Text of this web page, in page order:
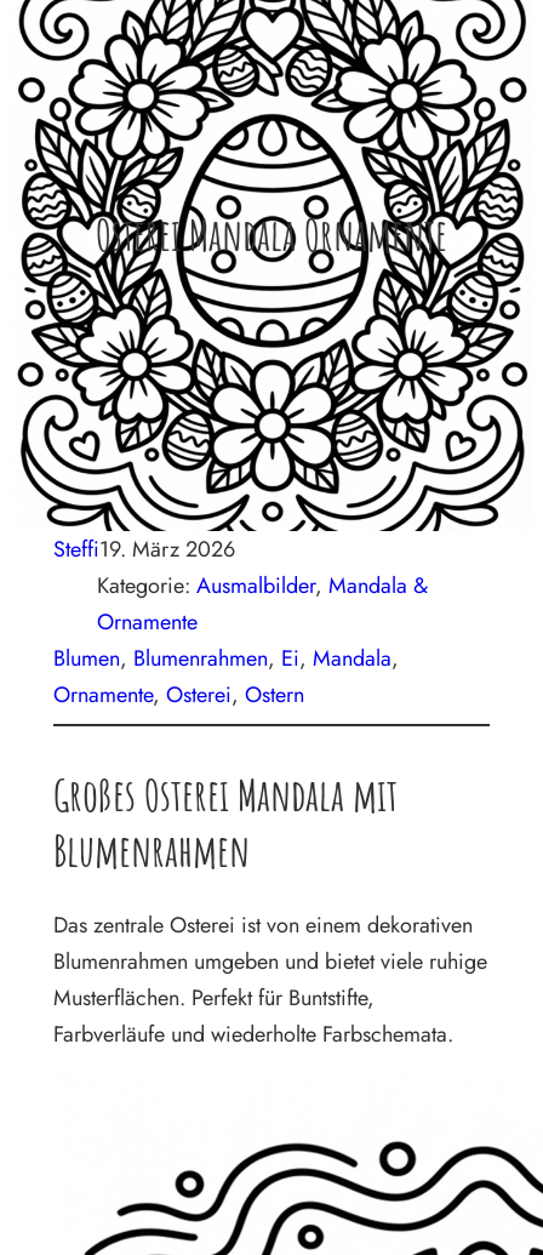
Osterei Mandala Ornamente
Steffi19. März 2026
Kategorie: Ausmalbilder, Mandala &
Ornamente
Blumen, Blumenrahmen, Ei, Mandala
Ornamente, Osterei, Ostern
Großes Osterei Mandala mit
Blumenrahmen
Das zentrale Osterei ist von einem dekorativen
Blumenrahmen umgeben und bietet viele ruhige
Musterflächen. Perfekt für Buntstifte,
Farbverläufe und wiederholte Farbschemata.